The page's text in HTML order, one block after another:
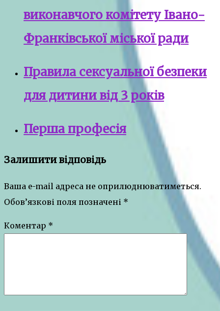
виконавчого комітету Івано-
Франківської міської ради
Правила сексуальної безпеки
для дитини від 3 років
Перша професія
Залишити відповідь
Ваша e-mail адреса не оприлюднюватиметься.
Обов’язкові поля позначені *
Коментар *